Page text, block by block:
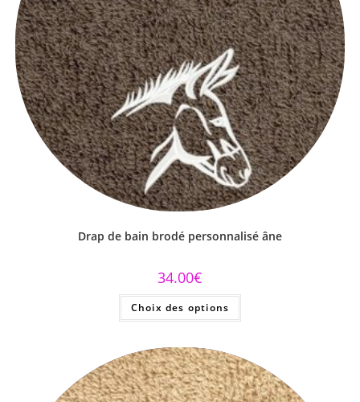
Drap de bain brodé personnalisé âne
34.00€
Choix des options